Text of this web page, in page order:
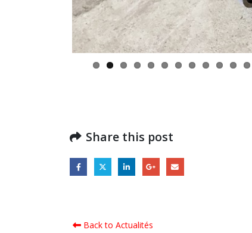
Share this post
Back to Actualités